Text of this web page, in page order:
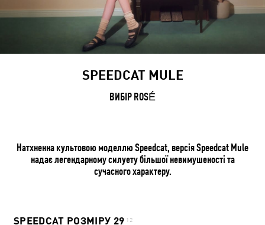
SPEEDCAT MULE
ВИБІР ROSÉ
Натхненна культовою моделлю Speedcat, версія Speedcat Mule
надає легендарному силуету більшої невимушеності та
сучасного характеру.
SPEEDCAT РОЗМІРУ 29 12